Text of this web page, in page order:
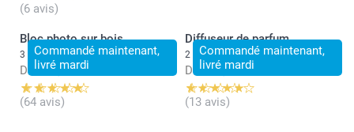
(6 avis)
Commandé maintenant,
livré mardi
Bloc photo sur bois
3 variantes
Dès 28,99
(64 avis)
Commandé maintenant,
livré mardi
Diffuseur de parfum
2 variantes
Dès 20,99
(13 avis)